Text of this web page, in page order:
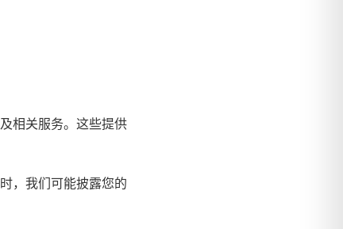
相关服务。这些提供
，我们可能披露您的